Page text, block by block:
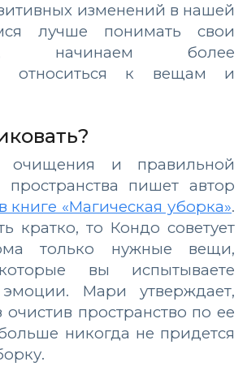
изменений в нашей
лучше понимать свои
начинаем более
относиться к вещам и
очищения и правильной
пространства пишет автор
«Магическая уборка».
кратко, то Кондо советует
только нужные вещи,
вы испытываете
Мари утверждает,
очистив пространство по ее
никогда не придется